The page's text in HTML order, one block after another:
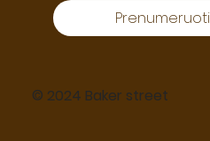
© 2024 Baker street